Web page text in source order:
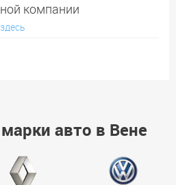
компании
авто в Вене